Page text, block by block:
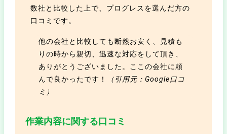
数社と比較した上で、プログレスを選んだ方の
口コミです。
他の会社と比較しても断然お安く、見積も
りの時から親切、迅速な対応をして頂き、
ありがとうございました。ここの会社に頼
んで良かったです！
（引用元：Google口コ
ミ）
作業内容に関する口コミ